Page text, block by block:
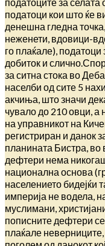
податоци кои што ќе
денешна гледна
неженети, вдовици-
го плаќале), податоци
добиток и
за ситна стока во
населби од сите 5
акчиња, што значи
чувало до 210 овци, а
на управникот на
регистриран и данок
планината Бистра,
дефтери нема
национална основа
населението бидејќи
империја не водела,
муслимани,
пописните дефтери
плаќале